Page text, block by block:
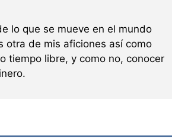
lo que se mueve en el mundo
otra de mis aficiones así como
tiempo libre, y como no, conocer